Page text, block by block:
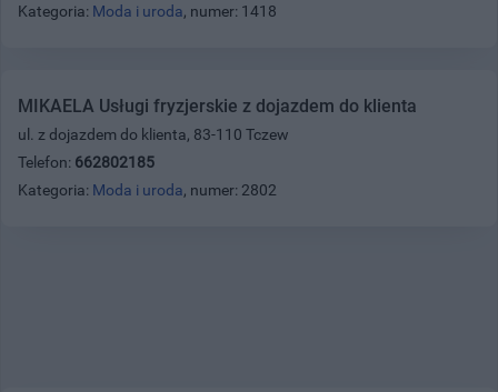
Kategoria: Moda i uroda, numer: 1418
MIKAELA Usługi fryzjerskie z dojazdem do klienta
ul. z dojazdem do klienta, 83-110 Tczew
Telefon: 662802185
Kategoria: Moda i uroda, numer: 2802